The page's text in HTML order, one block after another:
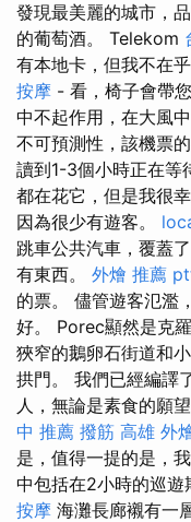
發現最美麗的城市，
的葡萄酒。 Telekom
有本地卡，但我不在乎
按摩 - 看，椅子會帶
中不起作用，在大風中
不可預測性，該機票
讀到1-3個小時正在等
都在花它，但是我很
因為很少有遊客。
跳車公共汽車，覆蓋
有東西。 外燴 推薦
的票。 儘管遊客氾濫
好。 Porec顯然是克
狹窄的鵝卵石街道和
拱門。 我們已經編譯
人，無論是素食的願
中 推薦 撥筋 高雄 外
是，值得一提的是，
中包括在2小時的巡遊
按摩 海灘長廊襯有一